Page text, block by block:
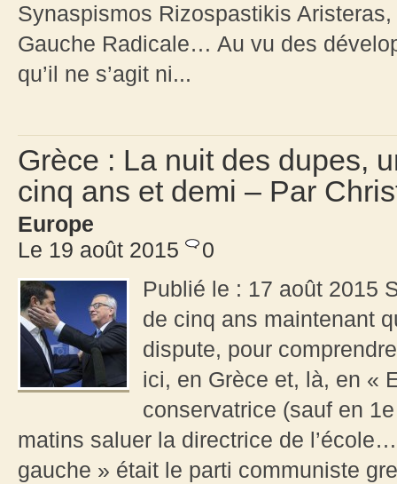
Synaspismos Rizospastikis
Gauche Radicale… Au vu des
qu’il ne s’agit ni...
Grèce : La nuit des dupes,
cinq ans et demi – Par
Europe
Le 19 août 2015
0
Publié le : 17 août 2015
de cinq ans maintenant
dispute, pour
ici, en Grèce et, là, en «
conservatrice (sauf en
matins saluer la directrice de
gauche » était le parti communiste